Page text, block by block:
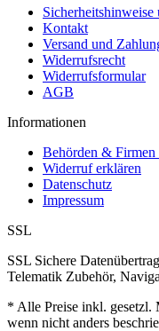
Kontakt
Versand und
Widerrufsrecht
Widerrufsformular
AGB
Informationen
Behörden &
Widerruf erklären
Datenschutz
Impressum
SSL
SSL Sichere
Telematik Zubehör,
* Alle Preise inkl. gesetzl.
wenn nicht anders